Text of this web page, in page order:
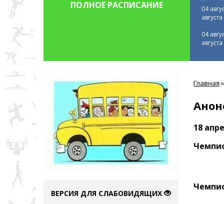
ПОЛНОЕ РАСПИСАНИЕ 04
августа
04
августа
ВЕРСИЯ ДЛЯ СЛАБОВИДЯЩИХ
здесь
Главная »
18